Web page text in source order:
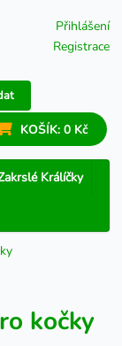
Přihlášení
Registrace
KOŠÍK: 0 Kč
Králíčky
kočky